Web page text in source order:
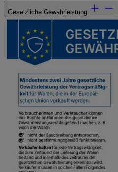
Gesetzliche Gewährleistung